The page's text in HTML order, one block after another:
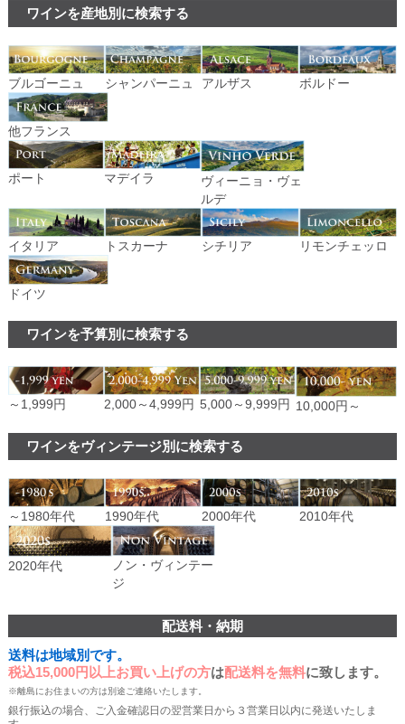
ワインを産地別に検索する
ブルゴーニュ シャンパーニュ アルザス ボルドー
他フランス
ポート マデイラ
ヴィーニョ・ヴェ
ルデ
イタリア トスカーナ シチリア リモンチェッロ
ドイツ
ワインを予算別に検索する
～1,999円 2,000～4,999円 5,000～9,999円 10,000円～
ワインをヴィンテージ別に検索する
～1980年代 1990年代 2000年代 2010年代
2020年代
ノン・ヴィンテー
ジ
配送料・納期
送料は地域別です。
税込15,000円以上お買い上げの方は配送料を無料に致します。
※離島にお住まいの方は別途ご連絡いたします。
銀行振込の場合、ご入金確認日の翌営業日から３営業日以内に発送いたしま